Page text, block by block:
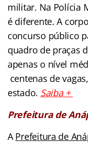
militar. Na Polícia
é diferente. A
concurso público
quadro de praças
apenas o nível
centenas de
estado. Saiba +
Prefeitura de
APrefeitura de